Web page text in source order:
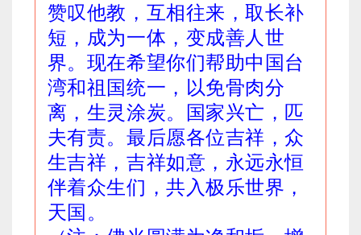
赞叹他教，互相往来，取长补
短，成为一体，变成善人世
界。现在希望你们帮助中国台
湾和祖国统一，以免骨肉分
离，生灵涂炭。国家兴亡，匹
夫有责。最后愿各位吉祥，众
生吉祥，吉祥如意，永远永恒
伴着众生们，共入极乐世界，
天国。